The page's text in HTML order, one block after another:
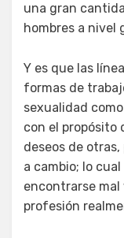
una gran
hombres a nivel
Y es que las
formas de
sexualidad
con el propósito
deseos de
a cambio; lo
encontrarse mal
profesión